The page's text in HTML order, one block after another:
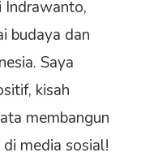
Indrawanto,
budaya dan
Saya
kisah
membangun
di media sosial!